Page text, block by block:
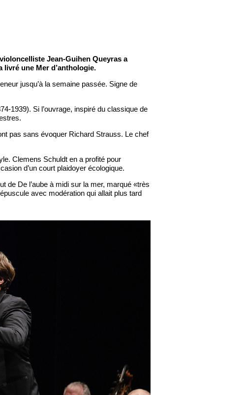
Jean-Guihen Queyras a
une Mer d’anthologie.
jusqu’à la semaine passée. Signe de
1939). Si l’ouvrage, inspiré du classique de
pas sans évoquer Richard Strauss. Le chef
Clemens Schuldt en a profité pour
d’un court plaidoyer écologique.
de De l’aube à midi sur la mer, marqué «très
avec modération qui allait plus tard